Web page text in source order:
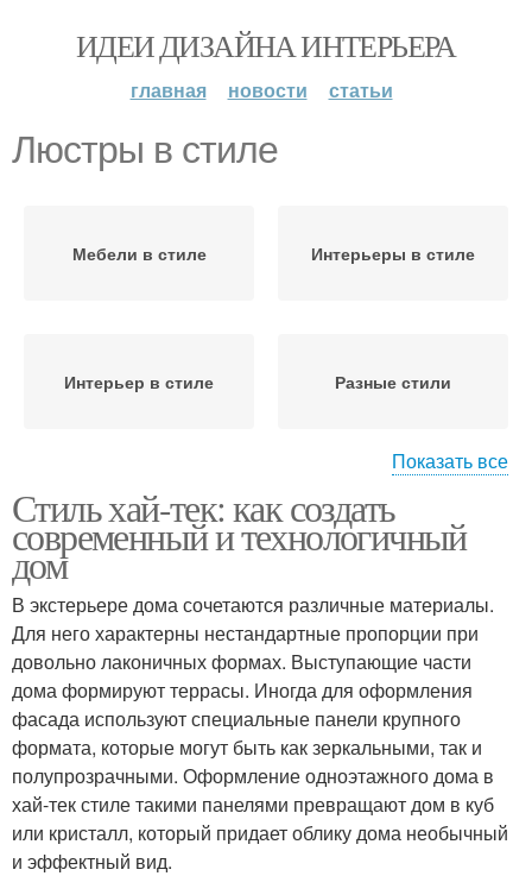
ИДЕИ ДИЗАЙНА ИНТЕРЬЕРА
главная новости статьи
Люстры в стиле
Мебели в стиле Интерьеры в стиле
Интерьер в стиле Разные стили
Дизайнерские люстры
Показать все
Стиль хай-тек: как создать
современный и технологичный
дом
В экстерьере дома сочетаются различные материалы.
Для него характерны нестандартные пропорции при
довольно лаконичных формах. Выступающие части
дома формируют террасы. Иногда для оформления
фасада используют специальные панели крупного
формата, которые могут быть как зеркальными, так и
полупрозрачными. Оформление одноэтажного дома в
хай-тек стиле такими панелями превращают дом в куб
или кристалл, который придает облику дома необычный
и эффектный вид.